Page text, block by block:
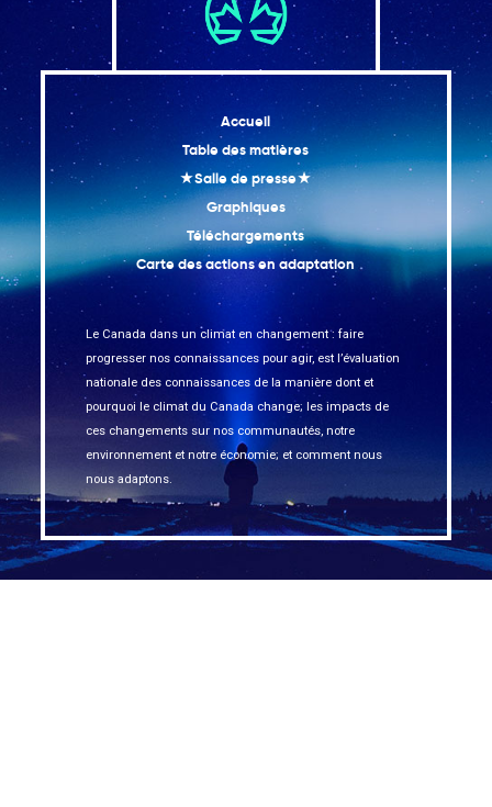
Accueil
Table des matières
★Salle de presse★
Graphiques
Téléchargements
Carte des actions en adaptation
Le Canada dans un climat en changement : faire
progresser nos connaissances pour agir, est l’évaluation
nationale des connaissances de la manière dont et
pourquoi le climat du Canada change; les impacts de
ces changements sur nos communautés, notre
environnement et notre économie; et comment nous
nous adaptons.